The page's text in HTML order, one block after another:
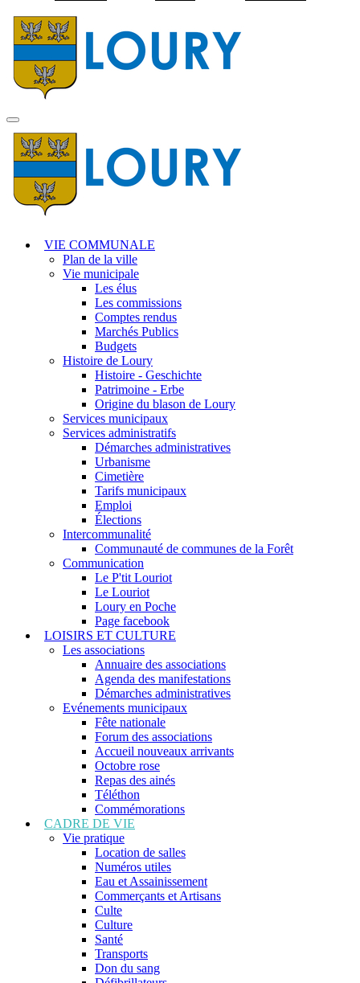
MENU
PRINCIPAL
VIE COMMUNALE
Plan de la ville
Vie municipale
Les élus
Les commissions
Comptes rendus
Marchés Publics
Budgets
Histoire de Loury
Histoire - Geschichte
Patrimoine - Erbe
Origine du blason de Loury
Services municipaux
Services administratifs
Démarches administratives
Urbanisme
Cimetière
Tarifs municipaux
Emploi
Élections
Intercommunalité
Communauté de communes de la Forêt
Communication
Le P'tit Louriot
Le Louriot
Loury en Poche
Page facebook
LOISIRS ET CULTURE
Les associations
Annuaire des associations
Agenda des manifestations
Démarches administratives
Evénements municipaux
Fête nationale
Forum des associations
Accueil nouveaux arrivants
Octobre rose
Repas des ainés
Téléthon
Commémorations
CADRE DE VIE
Vie pratique
Location de salles
Numéros utiles
Eau et Assainissement
Commerçants et Artisans
Culte
Culture
Santé
Transports
Don du sang